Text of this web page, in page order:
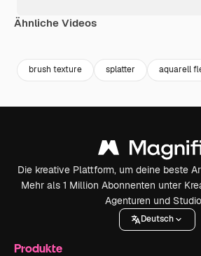
Ähnliche Videos
brush texture splatter aquarell
Die kreative Plattform, um deine beste
Mehr als 1 Million Abonnenten unter
Agenturen und
Deutsch
Produkte